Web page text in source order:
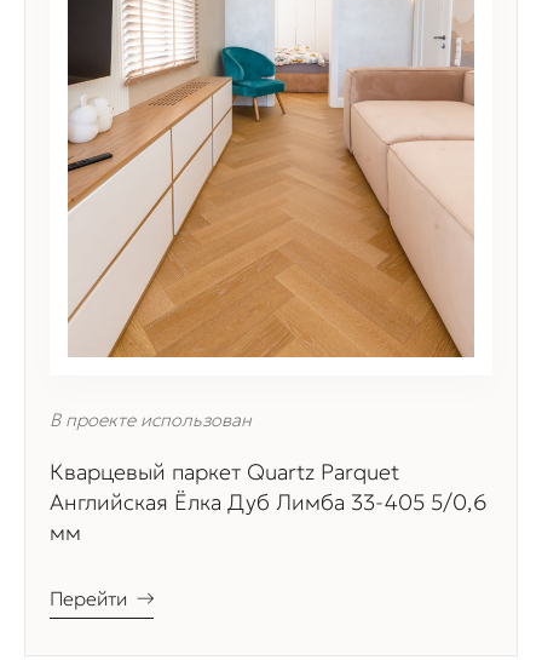
В проекте использован
Кварцевый паркет Quartz Parquet
Английская Ёлка Дуб Лимба 33-405 5/0,6
мм
Перейти →